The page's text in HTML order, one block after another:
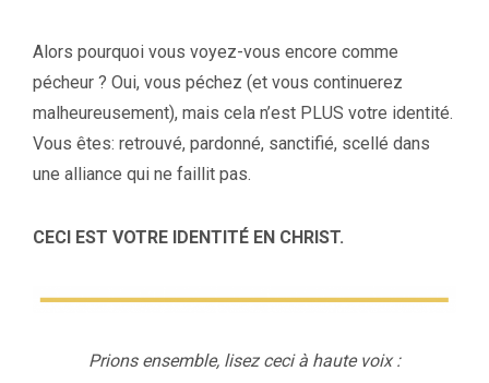
Alors pourquoi vous voyez-vous encore comme
pécheur ? Oui, vous péchez (et vous continuerez
malheureusement), mais cela n’est PLUS votre identité.
Vous êtes: retrouvé, pardonné, sanctifié, scellé dans
une alliance qui ne faillit pas.
CECI EST VOTRE IDENTITÉ EN CHRIST.
Prions ensemble, lisez ceci à haute voix :